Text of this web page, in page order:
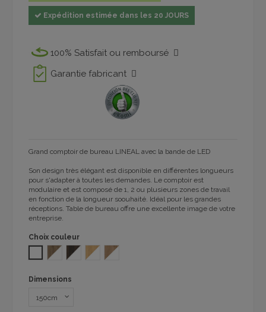
Expédition estimée dans les 20 JOURS
100% Satisfait ou remboursé
Garantie fabricant
Grand comptoir de bureau LINEAL avec la bande de LED
Son design très élégant est disponible en différentes longueurs
pour s'adapter à toutes les demandes. Le comptoir est
modulaire et est composé de 1, 2 ou plusieurs zones de travail
en fonction de la longueur soouhaité. Idéal pour les grandes
réceptions. Table de bureau offre une excellente image de votre
entreprise.
Choix couleur
BLANCNOYER BLANC 1101
ROBLE OSCURO /BASE BLANCO 1101
CHÊNE - BLANC TY 1101
NEBRASKA/ BLANC
Dimensions